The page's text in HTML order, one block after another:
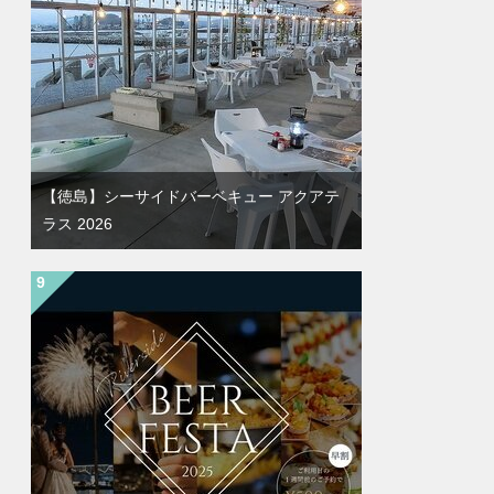
【徳島】シーサイドバーベキュー アクアテ
ラス 2026